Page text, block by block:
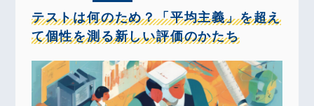
テストは何のため？「平均主義」を超え
て個性を測る新しい評価のかたち